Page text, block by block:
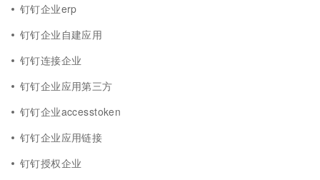
钉钉企业erp
钉钉企业自建应用
钉钉连接企业
钉钉企业应用第三方
钉钉企业accesstoken
钉钉企业应用链接
钉钉授权企业